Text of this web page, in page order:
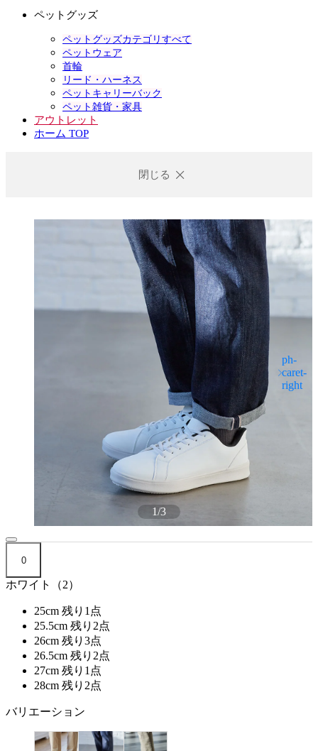
ペットグッズ
ペットグッズカテゴリすべて
ペットウェア
首輪
リード・ハーネス
ペットキャリーバック
ペット雑貨・家具
アウトレット
ホーム TOP
閉じる
1/3
0
ホワイト（2）
25cm 残り1点
25.5cm 残り2点
26cm 残り3点
26.5cm 残り2点
27cm 残り1点
28cm 残り2点
バリエーション